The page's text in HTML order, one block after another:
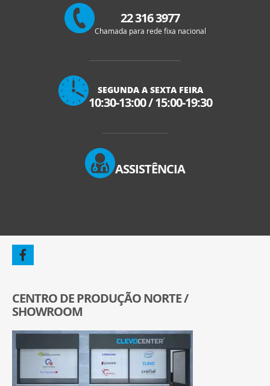
22 316 3977
Chamada para rede fixa nacional
SEGUNDA A SEXTA FEIRA
10:30-13:00/15:00-19:30
ASSISTÊNCIA
CENTRO DE PRODUÇÃO NORTE /
SHOWROOM